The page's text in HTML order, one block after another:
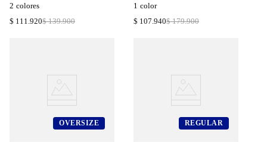
2 colores
$ 139.900
$ 111 920
1 color
$ 179.900
$ 107 940
OVERSIZE REGULAR